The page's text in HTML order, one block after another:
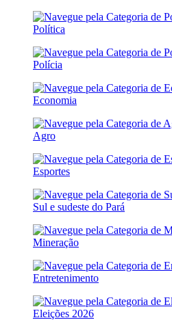
Política
Polícia
Economia
Agro
Esportes
Sul e sudeste do Pará
Mineração
Entretenimento
Eleições 2026